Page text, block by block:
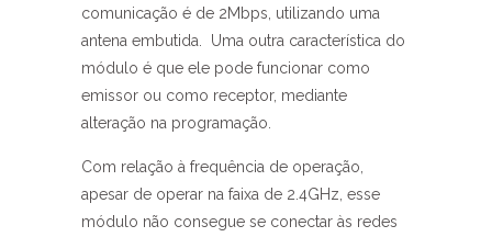
comunicação é de 2Mbps, utilizando uma
antena embutida. Uma outra característica do
módulo é que ele pode funcionar como
emissor ou como receptor, mediante
alteração na programação.
Com relação à frequência de operação,
apesar de operar na faixa de 2.4GHz, esse
módulo não consegue se conectar às redes